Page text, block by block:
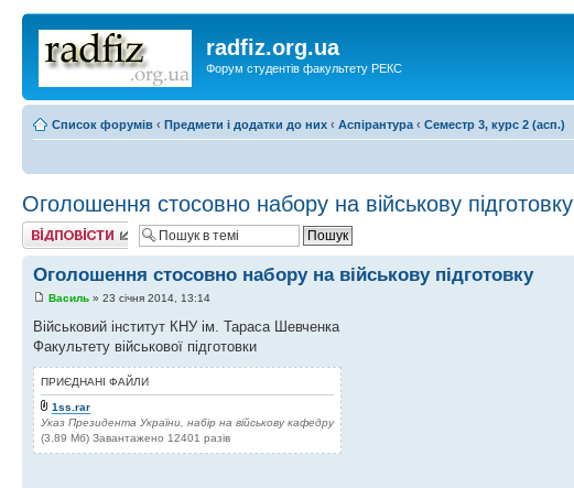
radfiz.org.ua
Форум студентів факультету РЕКС
Список форумів ‹ Предмети і додатки до них ‹ Аспірантура ‹ Семестр 3, курс 2 (асп.)
Оголошення стосовно набору на військову підготовку
Відповісти
Оголошення стосовно набору на військову підготовку
Василь » 23 січня 2014, 13:14
Військовий інститут КНУ ім. Тараса Шевченка
Факультету військової підготовки
ПРИЄДНАНІ ФАЙЛИ
1ss.rar
Указ Президента України, набір на військову кафедру
(3.89 Мб) Завантажено 12401 разів